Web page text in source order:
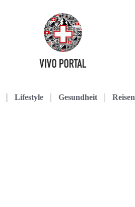
Lifestyle Gesundheit Reisen